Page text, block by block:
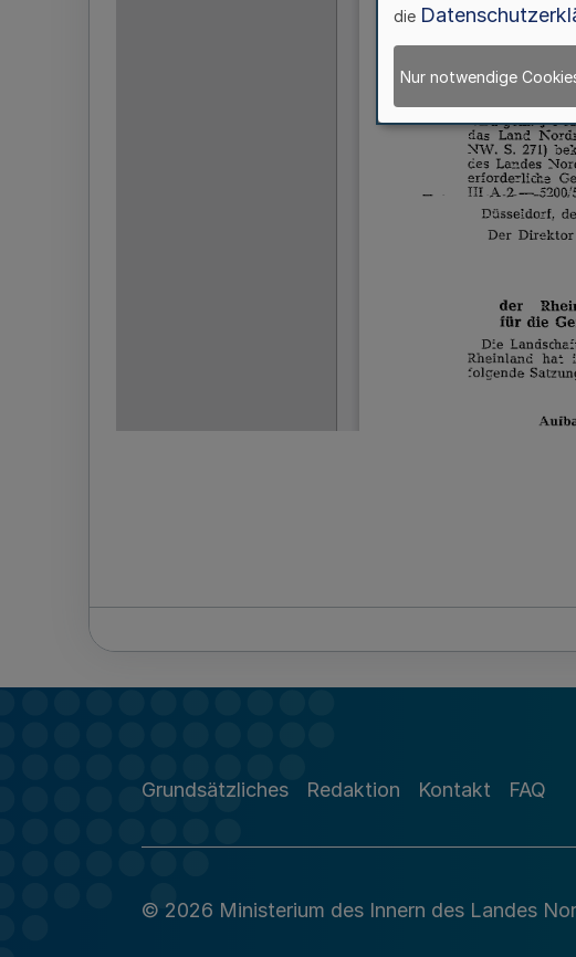
Grundsätzliches Redaktion Kontakt FAQ
© 2026 Ministerium des Innern des Landes
die
Nur notwendige